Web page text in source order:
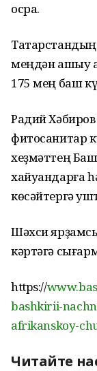
осраҡ.
меңдән ашыу
175 мең баш
Радий
фитосанитар
хеҙмәттең
хайуандарға
көсәйтергә
Шәхси
кәртәгә
https://
bashkirii-
afrikanskoy-
Читайте